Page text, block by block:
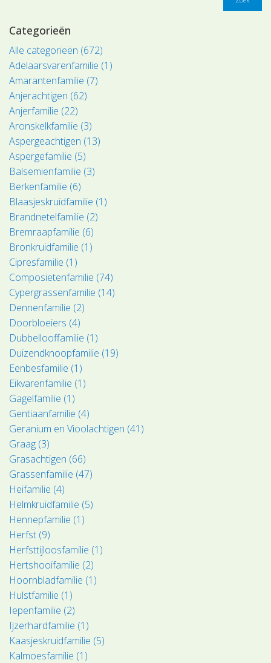
Categorieën
Alle categorieën (672)
Adelaarsvarenfamilie (1)
Amarantenfamilie (7)
Anjerachtigen (62)
Anjerfamilie (22)
Aronskelkfamilie (3)
Aspergeachtigen (13)
Aspergefamilie (5)
Balsemienfamilie (3)
Berkenfamilie (6)
Blaasjeskruidfamilie (1)
Brandnetelfamilie (2)
Bremraapfamilie (6)
Bronkruidfamilie (1)
Cipresfamilie (1)
Composietenfamilie (74)
Cypergrassenfamilie (14)
Dennenfamilie (2)
Doorbloeiers (4)
Dubbellooffamilie (1)
Duizendknoopfamilie (19)
Eenbesfamilie (1)
Eikvarenfamilie (1)
Gagelfamilie (1)
Gentiaanfamilie (4)
Geranium en Vioolachtigen (41)
Graag (3)
Grasachtigen (66)
Grassenfamilie (47)
Heifamilie (4)
Helmkruidfamilie (5)
Hennepfamilie (1)
Herfst (9)
Herfsttijloosfamilie (1)
Hertshooifamilie (2)
Hoornbladfamilie (1)
Hulstfamilie (1)
Iepenfamilie (2)
Ijzerhardfamilie (1)
Kaasjeskruidfamilie (5)
Kalmoesfamilie (1)